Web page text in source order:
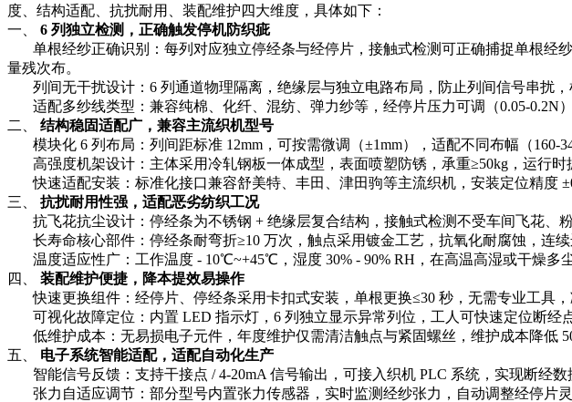
度、结构适配、抗扰耐用、装配维护四大维度，具体如下：
一、
6 列独立检测， 正确触发停机防织疵
单根经纱正确识别：每列对应独立停经条与经停片，接触式检测可正确捕捉单根经
量残次布。
列间无干扰设计：6 列通道物理隔离，绝缘层与独立电路布局，防止列间信号串扰，
适配多纱线类型：兼容纯棉、化纤、混纺、弹力纱等，经停片压力可调（0.05-0.2N
二、
结构稳固适配广，兼容主流织机型号
模块化 6 列布局：列间距标准 12mm，可按需微调（±1mm），适配不同布幅（160-
高强度机架设计：主体采用冷轧钢板一体成型，表面喷塑防锈，承重≥50kg，运行时
快速适配安装：标准化接口兼容舒美特、丰田、津田驹等主流织机，安装定位精度
三、
抗扰耐用性强，适配恶劣纺织工况
抗飞花抗尘设计：停经条为不锈钢 + 绝缘层复合结构，接触式检测不受车间飞花、
长寿命核心部件：停经条耐弯折≥10 万次，触点采用镀金工艺，抗氧化耐腐蚀，连续
温度适应性广：工作温度 - 10℃~+45℃，湿度 30% - 90% RH，在高温高湿或干燥多
四、
装配维护便捷，降本提效易操作
快速更换组件：经停片、停经条采用卡扣式安装，单根更换≤30 秒，无需专业工具，
可视化故障定位：内置 LED 指示灯，6 列独立显示异常列位，工人可快速定位断经点
低维护成本：无易损电子元件，年度维护仅需清洁触点与紧固螺丝，维护成本降低
五、
电子系统智能适配，适配自动化生产
智能信号反馈：支持干接点 / 4-20mA 信号输出，可接入织机 PLC 系统，实现断经数
张力自适应调节：部分型号内置张力传感器，实时监测经纱张力，自动调整经停片灵